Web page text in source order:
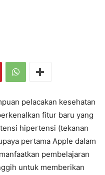
pelacakan kesehatan
fitur baru yang
hipertensi (tekanan
pertama Apple dalam
pembelajaran
untuk memberikan